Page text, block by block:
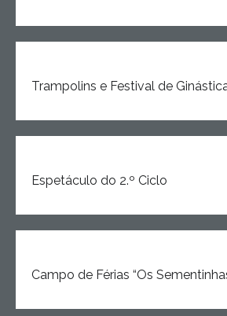
Trampolins e Festival de
Espetáculo do 2.º Ciclo
Campo de Férias “Os